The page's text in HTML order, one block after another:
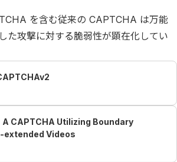
を含む従来の CAPTCHA は万能
た攻撃に対する脆弱性が顕在化してい
A CAPTCHA Utilizing Boundary
Videos